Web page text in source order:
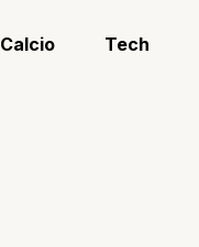
Calcio Tech